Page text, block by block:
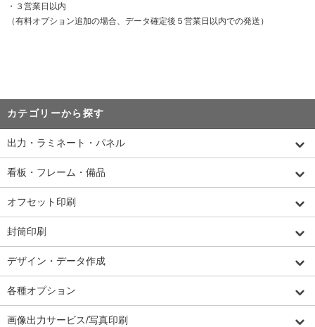
・３営業日以内
（有料オプション追加の場合、データ確定後５営業日以内での発送）
カテゴリーから探す
出力・ラミネート・パネル
看板・フレーム・備品
オフセット印刷
封筒印刷
デザイン・データ作成
各種オプション
画像出力サービス/写真印刷